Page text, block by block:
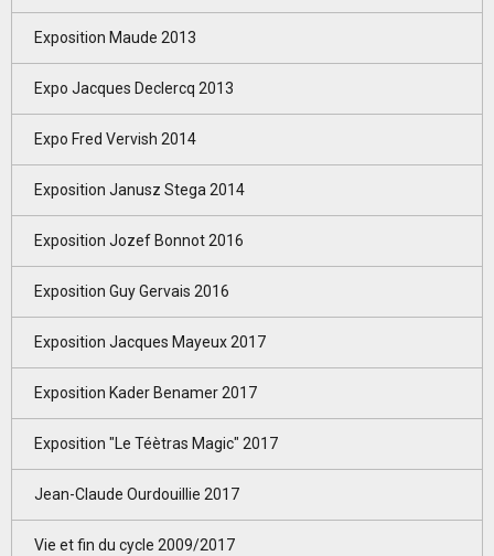
Exposition Maude 2013
Expo Jacques Declercq 2013
Expo Fred Vervish 2014
Exposition Janusz Stega 2014
Exposition Jozef Bonnot 2016
Exposition Guy Gervais 2016
Exposition Jacques Mayeux 2017
Exposition Kader Benamer 2017
Exposition "Le Téètras Magic" 2017
Jean-Claude Ourdouillie 2017
Vie et fin du cycle 2009/2017